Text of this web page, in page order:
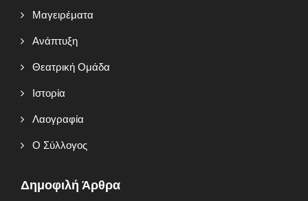
Mαγειρέματα
Ανάπτυξη
Θεατρική Ομάδα
Ιστορία
Λαογραφία
Ο Σύλλογος
Δημοφιλή Άρθρα